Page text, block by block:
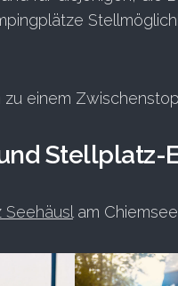
zu einem
Stellplatz-
am Chiemsee